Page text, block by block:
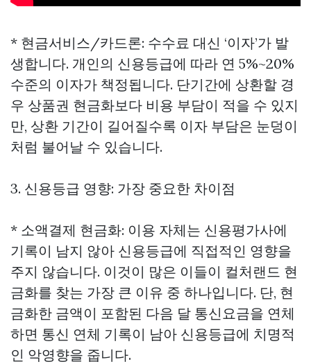
* 현금서비스/카드론: 수수료 대신 ‘이자’가 발
생합니다. 개인의 신용등급에 따라 연 5%~20%
수준의 이자가 책정됩니다. 단기간에 상환할 경
우 상품권 현금화보다 비용 부담이 적을 수 있지
만, 상환 기간이 길어질수록 이자 부담은 눈덩이
처럼 불어날 수 있습니다.
3. 신용등급 영향: 가장 중요한 차이점
* 소액결제 현금화: 이용 자체는 신용평가사에
기록이 남지 않아 신용등급에 직접적인 영향을
주지 않습니다. 이것이 많은 이들이 컬처랜드 현
금화를 찾는 가장 큰 이유 중 하나입니다. 단, 현
금화한 금액이 포함된 다음 달 통신요금을 연체
하면 통신 연체 기록이 남아 신용등급에 치명적
인 악영향을 줍니다.